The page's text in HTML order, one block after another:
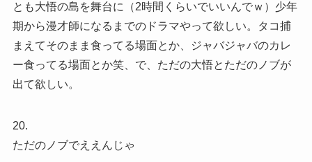
とも大悟の島を舞台に（2時間くらいでいいんでｗ）少年
期から漫才師になるまでのドラマやって欲しい。タコ捕
まえてそのまま食ってる場面とか、ジャバジャバのカレ
ー食ってる場面とか笑、で、ただの大悟とただのノブが
出て欲しい。
20.
ただのノブでええんじゃ